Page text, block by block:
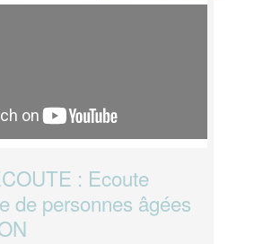
: Ecoute
de personnes âgées